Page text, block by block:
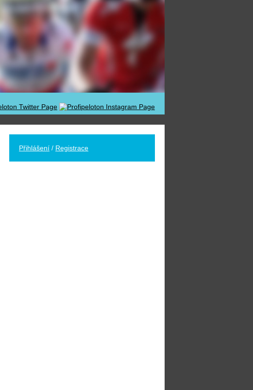
Přihlášení / Registrace